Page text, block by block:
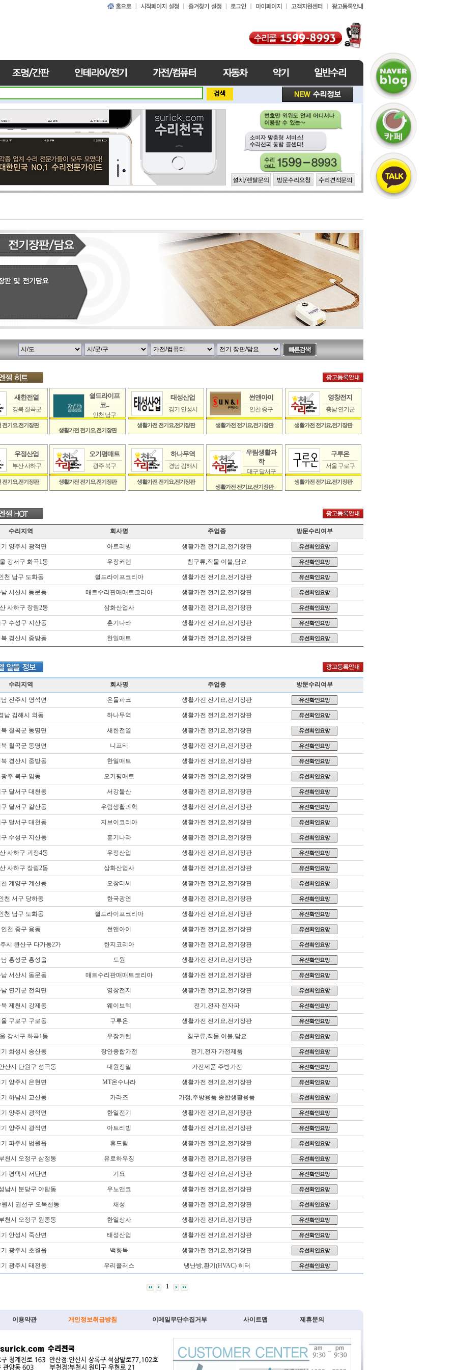
새한전열
경북 칠곡군
전기요,전기장판
쉴드라이프
코...
인천 남구
생활가전 전기요,전기장판
태성산업
경기 안성시
생활가전 전기요,전기장판
썬앤아이
인천 중구
생활가전 전기요,전기장판
영창전지
충남 연기군
생활가전 전기요,전기장판
우정산업
부산 사하구
전기요,전기장판
오기평매트
광주 북구
생활가전 전기요,전기장판
하나무역
경남 김해시
생활가전 전기요,전기장판
우림생활과
학
대구 달서구
생활가전 전기요,전기장판
구루온
서울 구로구
생활가전 전기요,전기장판
수리지역 회사명 주업종 방문수리여부
기 양주시 광적면 아트리빙 생활가전 전기요,전기장판
강서구 화곡1동 우장커텐 침구류,직물 이불,담요
천 남구 도화동 쉴드라이프코리아 생활가전 전기요,전기장판
남 서산시 동문동 매트수리판매매트코리아 생활가전 전기요,전기장판
사하구 장림2동 삼화산업사 생활가전 전기요,전기장판
수성구 지산동 훈기나라 생활가전 전기요,전기장판
북 경산시 중방동 한일매트 생활가전 전기요,전기장판
수리지역 회사명 주업종 방문수리여부
남 진주시 명석면 온돌파크 생활가전 전기요,전기장판
남 김해시 외동 하나무역 생활가전 전기요,전기장판
북 칠곡군 동명면 새한전열 생활가전 전기요,전기장판
북 칠곡군 동명면 니프티 생활가전 전기요,전기장판
북 경산시 중방동 한일매트 생활가전 전기요,전기장판
광주 북구 임동 오기평매트 생활가전 전기요,전기장판
달서구 대천동 서강물산 생활가전 전기요,전기장판
달서구 갈산동 우림생활과학 생활가전 전기요,전기장판
달서구 대천동 지브이코리아 생활가전 전기요,전기장판
수성구 지산동 훈기나라 생활가전 전기요,전기장판
사하구 괴정4동 우정산업 생활가전 전기요,전기장판
사하구 장림2동 삼화산업사 생활가전 전기요,전기장판
천 계양구 계산동 오창티씨 생활가전 전기요,전기장판
천 서구 당하동 한국광연 생활가전 전기요,전기장판
천 남구 도화동 쉴드라이프코리아 생활가전 전기요,전기장판
인천 중구 용동 썬앤아이 생활가전 전기요,전기장판
시 완산구 다가동2가 한지코리아 생활가전 전기요,전기장판
남 홍성군 홍성읍 토원 생활가전 전기요,전기장판
남 서산시 동문동 매트수리판매매트코리아 생활가전 전기요,전기장판
남 연기군 전의면 영창전지 생활가전 전기요,전기장판
북 제천시 강제동 웨이브텍 전기,전자 전자파
구로구 구로동 구루온 생활가전 전기요,전기장판
강서구 화곡1동 우장커텐 침구류,직물 이불,담요
기 화성시 송산동 장안종합가전 전기,전자 가전제품
산시 단원구 성곡동 대원정밀 가전제품 주방가전
기 양주시 은현면 MT온수나라 생활가전 전기요,전기장판
기 하남시 교산동 카라즈 가정,주방용품 종합생활용품
기 양주시 광적면 한일전기 생활가전 전기요,전기장판
기 양주시 광적면 아트리빙 생활가전 전기요,전기장판
기 파주시 법원읍 휴드림 생활가전 전기요,전기장판
천시 오정구 삼정동 유로하우징 생활가전 전기요,전기장판
기 평택시 서탄면 기요 생활가전 전기요,전기장판
남시 분당구 야탑동 우노앤코 생활가전 전기요,전기장판
원시 권선구 오목천동 채성 생활가전 전기요,전기장판
천시 오정구 원종동 한일상사 생활가전 전기요,전기장판
기 안성시 죽산면 태성산업 생활가전 전기요,전기장판
기 광주시 초월읍 백향목 생활가전 전기요,전기장판
기 광주시 태전동 우리플러스 냉난방,환기(HVAC) 히터
1
이용약관 개인정보취급방침 이메일무단수집거부 사이트맵 제휴문의